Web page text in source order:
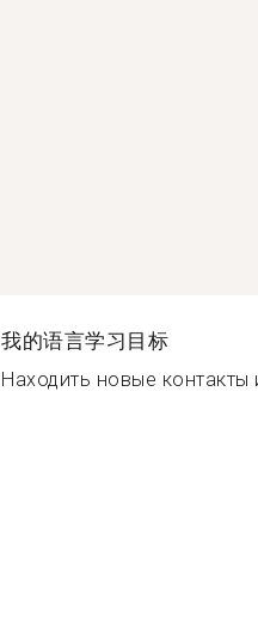
我的语言学习目标
Находить новые контакты